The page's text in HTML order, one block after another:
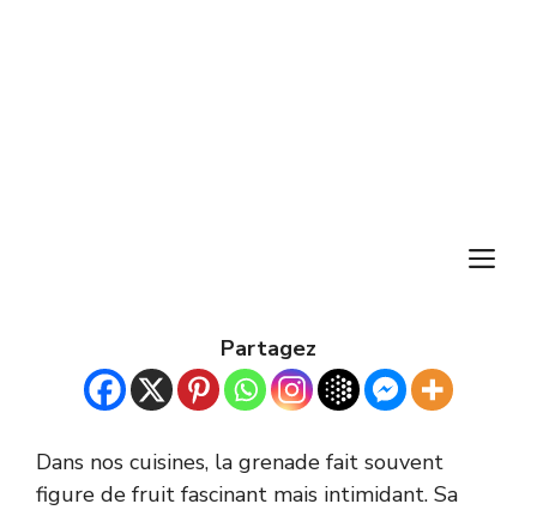
Partagez
Dans nos cuisines, la grenade fait souvent
figure de fruit fascinant mais intimidant. Sa